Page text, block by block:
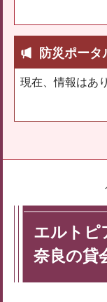
防災ポータ
現在、情報はあ
エルトピ
奈良の貸